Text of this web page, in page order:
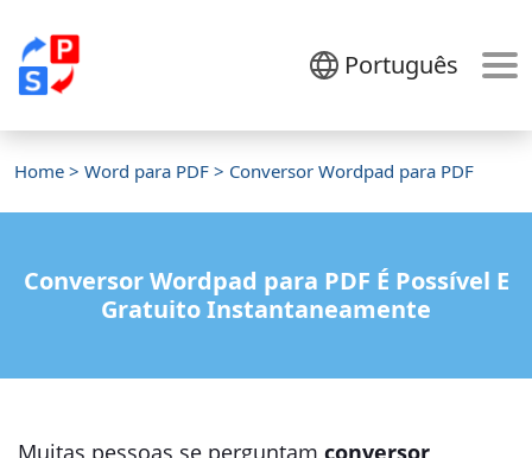
Português
Home > Word para PDF > Conversor Wordpad para PDF
Conversor Wordpad para PDF É Possível E
Gratuito Instantaneamente
Muitas pessoas se perguntam conversor